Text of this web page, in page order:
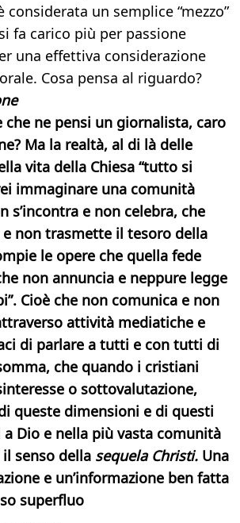
considerata un semplice “mezzo”
fa carico più per passione
una effettiva considerazione
Cosa pensa al riguardo?
che ne pensi un giornalista, caro
Ma la realtà, al di là delle
vita della Chiesa “tutto si
immaginare una comunità
s’incontra e non celebra, che
non trasmette il tesoro della
le opere che quella fede
non annuncia e neppure legge
Cioè che non comunica e non
attività mediatiche e
di parlare a tutti e con tutti di
che quando i cristiani
o sottovalutazione,
queste dimensioni e di questi
Dio e nella più vasta comunità
senso della sequela Christi. Una
e un’informazione ben fatta
superfluo